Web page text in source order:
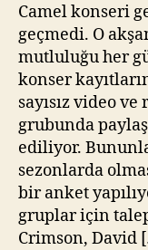
Camel konseri
geçmedi. O
mutluluğu her
konser
sayısız video
grubunda
ediliyor.
sezonlarda
bir anket
gruplar için
Crimson, David